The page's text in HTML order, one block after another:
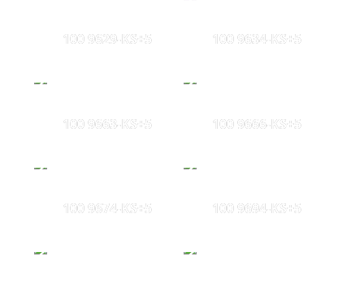
100 9629-KS+5 100 9634-KS+5
100 9663-KS+5 100 9666-KS+5
100 9674-KS+5 100 9694-KS+5